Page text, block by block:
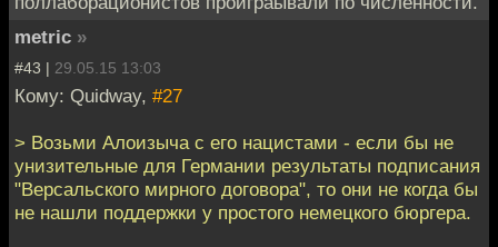
metric »
#43 | 29.05.15 13:03
Кому: Quidway, #27
> Возьми Алоизыча с его нацистами - если бы не
унизительные для Германии результаты подписания
"Версальского мирного договора", то они не когда бы
не нашли поддержки у простого немецкого бюргера.